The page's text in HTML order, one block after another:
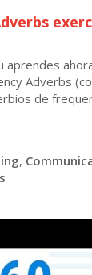
aprendes
Adverbs
de
,